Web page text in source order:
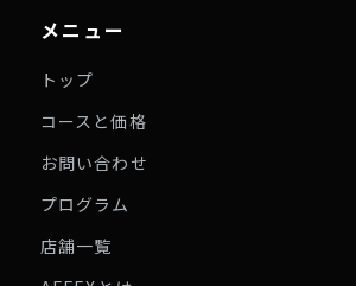
メニュー
トップ
コースと価格
お問い合わせ
プログラム
店舗一覧